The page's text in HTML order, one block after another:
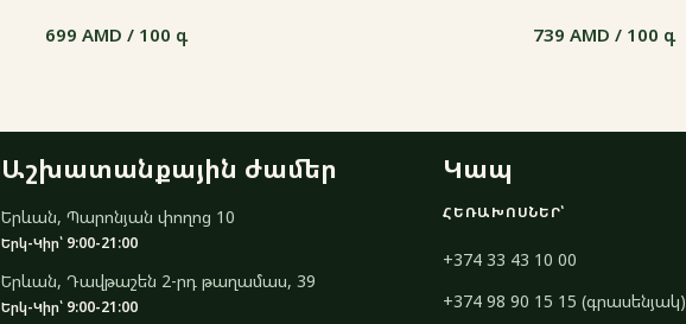
699 AMD / 100 գ 739 AMD / 100 գ
Աշխատանքային ժամեր
Երևան, Պարոնյան փողոց 10
Երկ-Կիր՝ 9:00-21:00
Երևան, Դավթաշեն 2-րդ թաղամաս, 39
Երկ-Կիր՝ 9:00-21:00
Կապ
ՀԵՌԱԽՈՍՆԵՐ՝
+374 33 43 10 00
+374 98 90 15 15 (գրասենյակ)